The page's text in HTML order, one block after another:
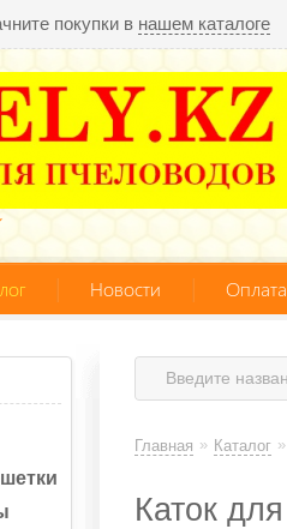
покупки в нашем каталоге
Новости
Главная » Каталог »
Каток